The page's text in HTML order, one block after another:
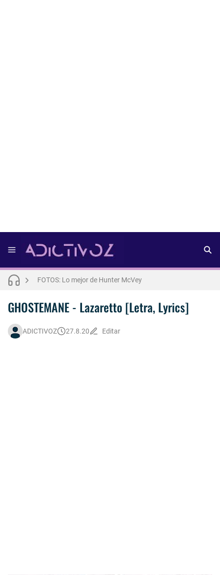
FOTOS: Lo mejor de Hunter McVey
GHOSTEMANE - Lazaretto [Letra, Lyrics]
ADICTIVOZ 27.8.20 Editar